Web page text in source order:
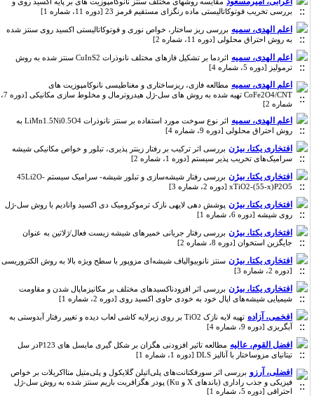
بررسی تخریب فوتوکاتالیستی ماده رنگزای مستقیم قرمز 23 [دوره 11، شماره 1]
اعلم الهدی، سمیه بررسی ریز ساختار، خواص نوری و فوتوکاتالیستی اکسید روی سنتز شده
به روش احتراق محلولی [دوره 11، شماره 2]
اعلم الهدی، سمیه
اثردما بر تشکیل فازهای مختلف نانوذرات CuInS2 سنتز شده به روش
ترمولیز [دوره 5، شماره 4]
اعلم الهدی، سمیه مطالعه فازی، ریزساختاری و مغناطیسی نانوکامپوزیت های
CoFe2O4/CNT تهیه شده به روش های سل-ژل هیدروترمال و مخلوط سازی مکانیکی [دوره 7،
شماره 2]
اعلم الهدی، سمیه
اثر نوع سوخت مورد استفاده بر سنتز نانوذرات LiMn1.5Ni0.5O4 به
روش احتراق محلولی [دوره 9، شماره 4]
افتخاری یکتا، بیژن بررسی اثر ترکیب بر رفتار زینتر پذیری، تبلور و خواص مکانیکی شیشه
سرامیک‌های تخریب پذیر سیستم [دوره 1، شماره 2]
افتخاری یکتا، بیژن
بررسی رفتار شیشه‌سازی و تبلور شیشه- سرامیک سیستم 45Li2O-
xTiO2-(55-x)P2O5 [دوره 2، شماره 3]
افتخاری یکتا، بیژن پوشش دهی لایهی نازک ترموکرومیک دی اکسید وانادیم با روش سل-ژل
روی شیشه [دوره 6، شماره 1]
افتخاری یکتا، بیژن بررسی رفتار جریانی خمیرهای شیشه زیست فعال/ژلاتین به عنوان
جایگزین استخوان [دوره 8، شماره 2]
افتخاری یکتا، بی‍ژن سنتز نانوبیوالیاف شیشه‌ای مزوپور با سطح ویژه بالا به روش الکتروریسی
[دوره 2، شماره 3]
افتخاری یکتا، بی‍ژن بررسی اثر افزودناکسیدهای مختلف بر مکانیزماپال شدن و مقاومت
شیمیایی شیشه‌های اپال خود به خودی حاوی اکسید روی [دوره 2، شماره 1]
افخمی، آزاده
تهیه لایه نازک TiO2 بر روی زیرلایه کاشی لعاب دیده و تغییر رفتار آبدوستی به
آبگریزی [دوره 9، شماره 4]
افضل القوم، عالیه
مطالعه تاثیر افزودنی هگزان بر شکل گیری مایسل های P123در سل
تیتانیای مزوساختار با آنالیز DLS [دوره 1، شماره 1]
افضلی، آرزو بررسی اثر سورفکتانت‌های پلی‌اتیلن گلایکول و پلی‌متیل متااکریلات بر خواص
فیزیکی و جذب راداری (باندهای X و Ku) پودر هگزافریت باریم سنتز شده به روش سل-ژل
احتراقی [دوره 5، شماره 1]